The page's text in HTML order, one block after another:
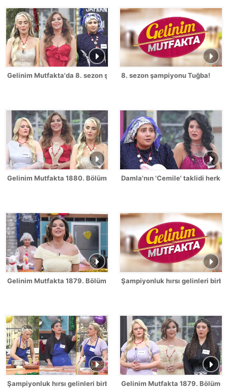
Gelinim Mutfakta'da 8. sezon şampiyonu kim oldu?
8. sezon şampiyonu Tuğba!
Gelinim Mutfakta 1880. Bölümde gün birincisi kim oldu?
Damla'nın 'Cemile' taklidi
Gelinim Mutfakta 1879. Bölüm / 2 Temmuz 2026Şampiyonluk hırsı gelinleri
Şampiyonluk hırsı gelinleri birbirine düşürdü!Gelinim Mutfakta 1879.